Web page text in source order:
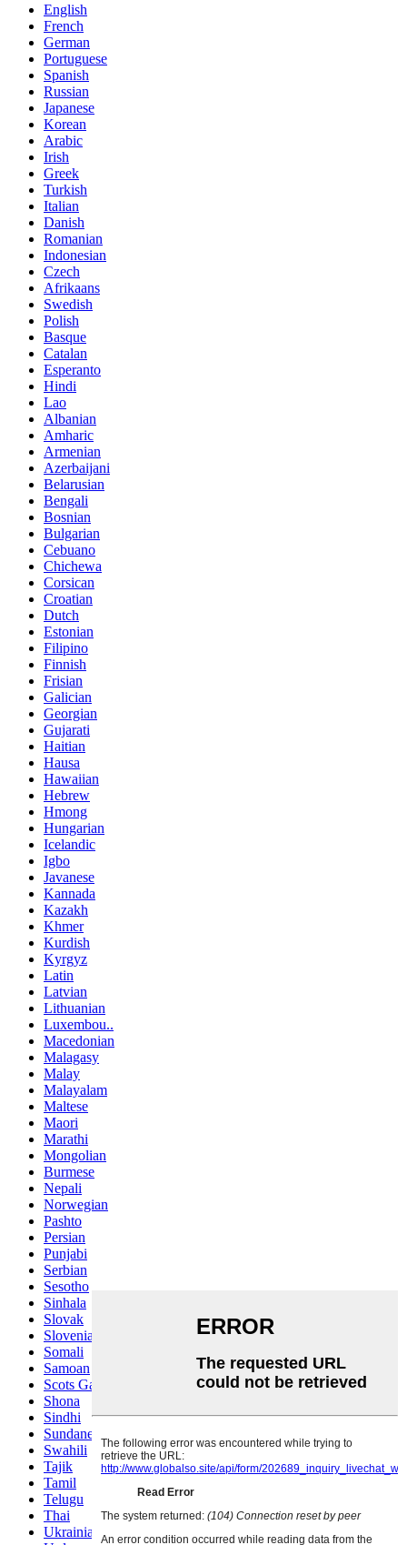
English
French
German
Portuguese
Spanish
Russian
Japanese
Korean
Arabic
Irish
Greek
Turkish
Italian
Danish
Romanian
Indonesian
Czech
Afrikaans
Swedish
Polish
Basque
Catalan
Esperanto
Hindi
Lao
Albanian
Amharic
Armenian
Azerbaijani
Belarusian
Bengali
Bosnian
Bulgarian
Cebuano
Chichewa
Corsican
Croatian
Dutch
Estonian
Filipino
Finnish
Frisian
Galician
Georgian
Gujarati
Haitian
Hausa
Hawaiian
Hebrew
Hmong
Hungarian
Icelandic
Igbo
Javanese
Kannada
Kazakh
Khmer
Kurdish
Kyrgyz
Latin
Latvian
Lithuanian
Luxembou..
Macedonian
Malagasy
Malay
Malayalam
Maltese
Maori
Marathi
Mongolian
Burmese
Nepali
Norwegian
Pashto
Persian
Punjabi
Serbian
Sesotho
Sinhala
Slovak
Slovenian
Somali
Samoan
Scots Gaelic
Shona
Sindhi
Sundanese
Swahili
Tajik
Tamil
Telugu
Thai
Ukrainian